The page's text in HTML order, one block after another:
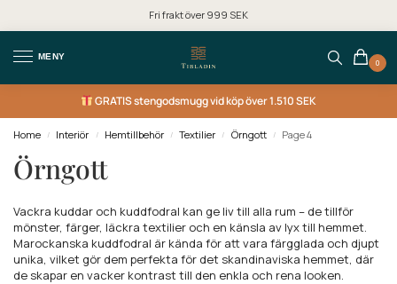
Fri frakt över 999 SEK
MENY
0
GRATISstengodsmugg vid köp över 1.510 SEK
Home / Interiör / Hemtillbehör / Textilier / Örngott / Page 4
Örngott
Vackra kuddar och kuddfodral kan ge liv till alla rum – de tillför
mönster, färger, läckra textilier och en känsla av lyx till hemmet.
Marockanska kuddfodral är kända för att vara färgglada och djupt
unika, vilket gör dem perfekta för det skandinaviska hemmet, där
de skapar en vacker kontrast till den enkla och rena looken.